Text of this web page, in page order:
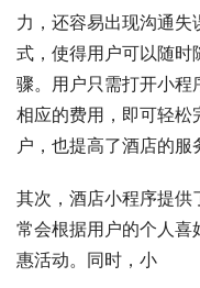
力，还容易出现沟通
式，使得用户可以随时
骤。用户只需打开小程
相应的费用，即可轻松
户，也提高了酒店的服
其次，酒店小程序提供
常会根据用户的个人喜
惠活动。同时，小